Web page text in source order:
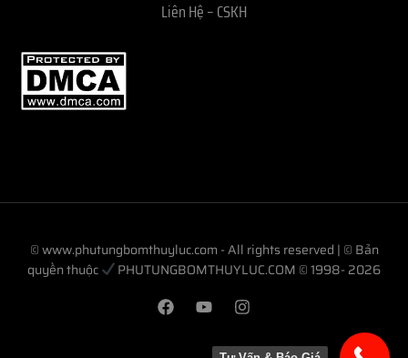
Liên Hệ – CSKH
© www.phutungbomthuyluc.com - All rights reserved | © Bản
quyền thuộc
PHUTUNGBOMTHUYLUC.COM © 1998- 2026